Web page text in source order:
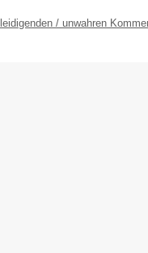
/ unwahren